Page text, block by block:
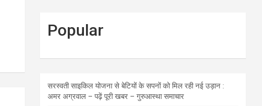
Popular
सरस्वती साइकिल योजना से बेटियों के सपनों को मिल रही नई उड़ान :
अमर अग्रवाल – पढ़ें पूरी खबर – गुरुआस्था समाचार